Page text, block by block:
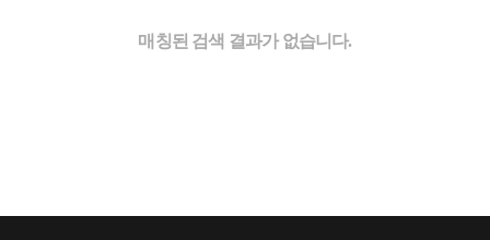
매칭된 검색 결과가 없습니다.